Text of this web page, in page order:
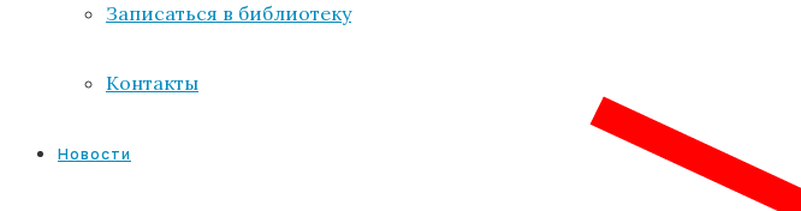
Записаться в библиотеку
Контакты
Новости